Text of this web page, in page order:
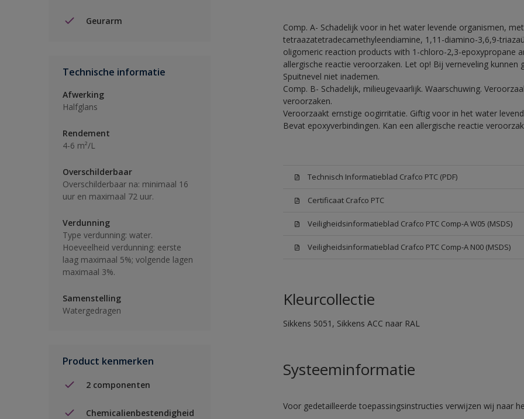
Geurarm
Technische informatie
Afwerking
Halfglans
Rendement
4-6 m²/L
Overschilderbaar
Overschilderbaar na: minimaal 16
uur en maximaal 72 uur.
Verdunning
Type verdunning: water.
Hoeveelheid verdunning: eerste
laag maximaal 5%; volgende lagen
maximaal 3%.
Samenstelling
Watergedragen
Product kenmerken
2 componenten
Chemicalienbestendigheid
Comp. A- Schadelijk voor in het water levende organismen,
tetraazatetradecamethyleendiamine, 1,11-diamino-3,6,9-
oligomeric reaction products with 1-chloro-2,3-epoxypropane
allergische reactie veroorzaken. Let op! Bij verneveling
Spuitnevel niet inademen.
Comp. B- Schadelijk, milieugevaarlijk. Waarschuwing.
veroorzaken.
Veroorzaakt ernstige oogirritatie. Giftig voor in het water
Bevat epoxyverbindingen. Kan een allergische reactie
Technisch Informatieblad Crafco PTC (PDF)
Certificaat Crafco PTC
Veiligheidsinformatieblad Crafco PTC Comp-A W05 (MSDS)
Veiligheidsinformatieblad Crafco PTC Comp-A N00 (MSDS)
Kleurcollectie
Sikkens 5051, Sikkens ACC naar RAL
Systeeminformatie
Voor gedetailleerde toepassingsinstructies verwijzen wij naar